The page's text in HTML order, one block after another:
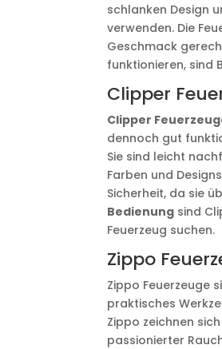
schlanken Design
verwenden. Die
Geschmack
funktionieren, sind
Clipper
Clipper
dennoch gut
Sie sind leicht
Farben und
Sicherheit, da sie
Bedienung sind
Feuerzeug suchen.
Zippo
Zippo Feuerzeuge
praktisches
Zippo zeichnen
passionierter